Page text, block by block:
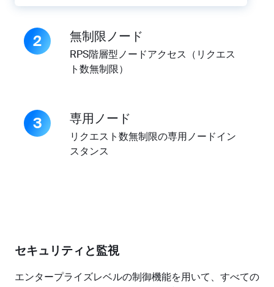
2 無制限ノード
RPS階層型ノードアクセス（リクエス
ト数無制限）
3 専用ノード
リクエスト数無制限の専用ノードイン
スタンス
セキュリティと監視
エンタープライズレベルの制御機能を用いて、すべての